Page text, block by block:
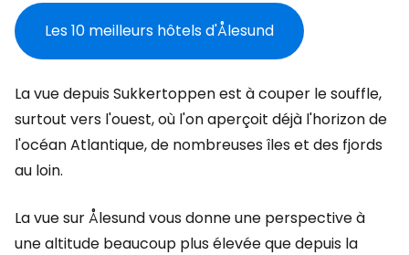
Les 10 meilleurs hôtels d'Ålesund
La vue depuis Sukkertoppen est à couper le souffle,
surtout vers l'ouest, où l'on aperçoit déjà l'horizon de
l'océan Atlantique, de nombreuses îles et des fjords
au loin.
La vue sur Ålesund vous donne une perspective à
une altitude beaucoup plus élevée que depuis la